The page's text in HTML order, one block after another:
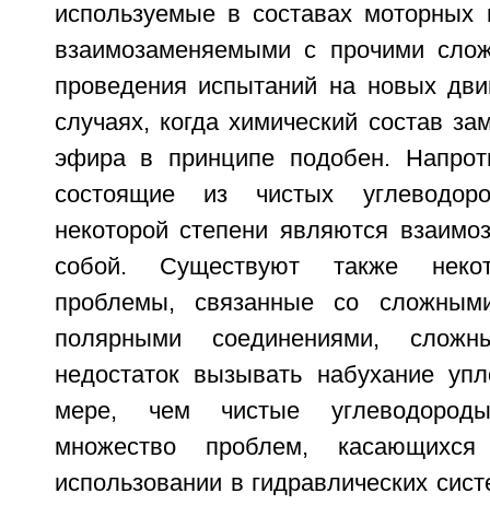
используемые в составах
взаимозаменяемыми с прочими
проведения испытаний на новых
случаях, когда химический состав
эфира в принципе подобен.
состоящие из чистых
некоторой степени являются
собой. Существуют также
проблемы, связанные со
полярными соединениями,
недостаток вызывать набухание
мере, чем чистые
множество проблем,
использовании в гидравлических